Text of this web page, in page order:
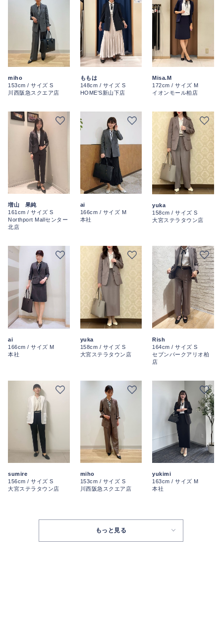
miho
153cm / サイズ S
川西阪急スクエア店
ももは
148cm / サイズ S
HOME'S新山下店
Misa.M
172cm / サイズ M
イオンモール柏店
増山 果純
161cm / サイズ S
Northport Mallセンター
北店
ai
166cm / サイズ M
本社
yuka
158cm / サイズ S
大宮ステラタウン店
ai
166cm / サイズ M
本社
yuka
158cm / サイズ S
大宮ステラタウン店
Rish
164cm / サイズ S
セブンパークアリオ柏
店
sumire
156cm / サイズ S
大宮ステラタウン店
miho
153cm / サイズ S
川西阪急スクエア店
yukimi
163cm / サイズ M
本社
もっと見る